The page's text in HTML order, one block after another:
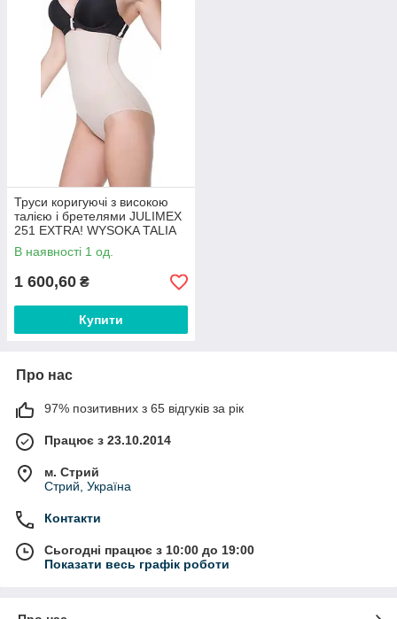
Труси коригуючі з високою
талією і бретелями JULIMEX
251 EXTRA! WYSOKA TALIA
В наявності 1 од.
1 600,60 ₴
Купити
Про нас
97% позитивних з 65 відгуків за рік
Працює з 23.10.2014
м. Стрий
Стрий, Україна
Контакти
Сьогодні працює з 10:00 до 19:00
Показати весь графік роботи